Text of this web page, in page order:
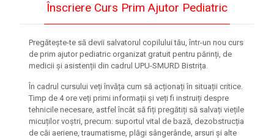
Înscriere Curs Prim Ajutor Pediatric
Pregătește-te să devii salvatorul copilului tău, într-un nou curs
de prim ajutor pediatric organizat gratuit pentru părinți, de
medicii și asistenții din cadrul UPU-SMURD Bistrița.
În cadrul cursului veți învăța cum să acționați în situații critice.
Timp de 4 ore veți primi informații și veți fi instruiți despre
tehnicile necesare, astfel încât să fiți pregătiți să salvați viețile
micuților voștri, precum: suportul vital de bază, dezobstrucția
de căi aeriene, traumatisme, plăgi sângerânde, arsuri și alte